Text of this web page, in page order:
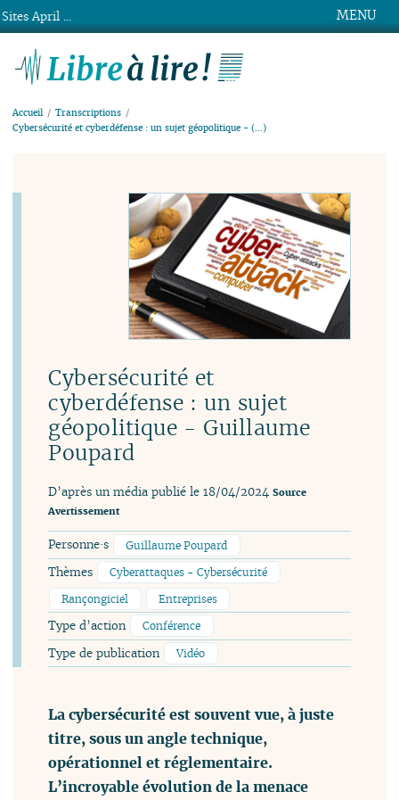
MENU
Accueil
Transcriptions
Cybersécurité et cyberdéfense : un sujet géopolitique - (…)
Cybersécurité et
cyberdéfense : un sujet
géopolitique - Guillaume
Poupard
D’après un média publié le 18/04/2024 Source
Avertissement
Personne·s Guillaume Poupard
Thèmes
Cyberattaques - Cybersécurité
Rançongiciel
Entreprises
Type d’action Conférence
Type de publication Vidéo
La cybersécurité est souvent vue, à juste
titre, sous un angle technique,
opérationnel et réglementaire.
L’incroyable évolution de la menace
Sites April ...